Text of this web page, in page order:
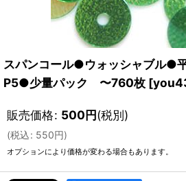
スパンコール●ウォッシャブル●
P5●少量パック 〜760枚 [
販売価格: 500円(税別)
(税込: 550円)
オプションにより価格が変わる場合もあります。